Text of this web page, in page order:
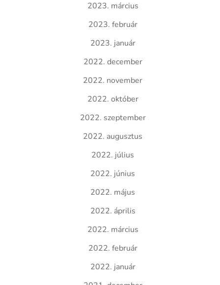
2023. március
2023. február
2023. január
2022. december
2022. november
2022. október
2022. szeptember
2022. augusztus
2022. július
2022. június
2022. május
2022. április
2022. március
2022. február
2022. január